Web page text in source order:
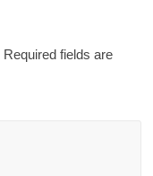
Required fields are